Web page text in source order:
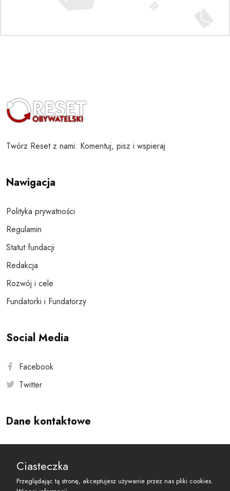
Twórz Reset z nami. Komentuj, pisz i wspieraj
Nawigacja
Polityka prywatności
Regulamin
Statut fundacji
Redakcja
Rozwój i cele
Fundatorki i Fundatorzy
Social Media
Facebook
Twitter
Dane kontaktowe
reset@resetobywatelski.pl
Ciasteczka
Przeglądając tą stronę, akceptujesz używanie przez nas pliki cookies.